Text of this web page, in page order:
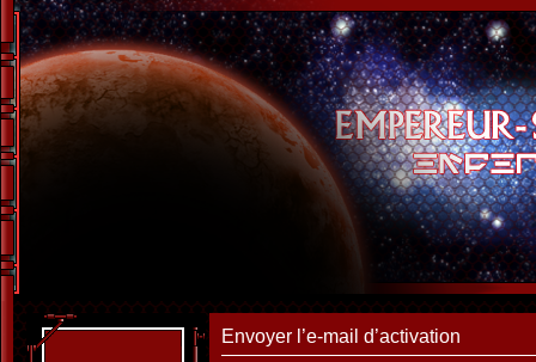
Envoyer l’e-mail d’activation